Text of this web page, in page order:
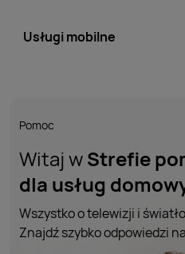
Usługi mobilne
Pomoc
Witaj wStrefie
dla usług
Wszystko o telewizji i
Znajdź szybko odpowiedzi